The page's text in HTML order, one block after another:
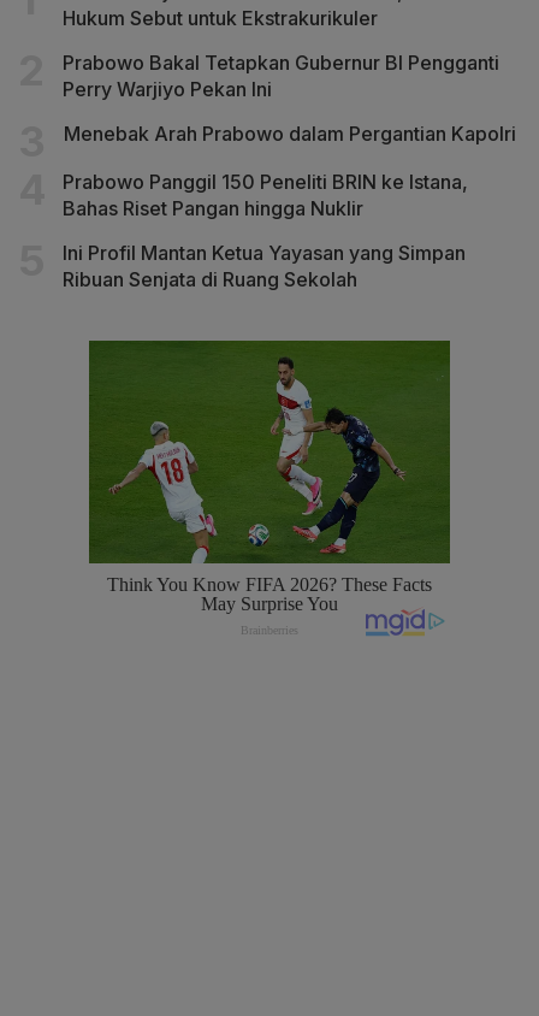
Hukum Sebut untuk Ekstrakurikuler
Prabowo Bakal Tetapkan Gubernur BI Pengganti
Perry Warjiyo Pekan Ini
Menebak Arah Prabowo dalam Pergantian Kapolri
Prabowo Panggil 150 Peneliti BRIN ke Istana,
Bahas Riset Pangan hingga Nuklir
Ini Profil Mantan Ketua Yayasan yang Simpan
Ribuan Senjata di Ruang Sekolah